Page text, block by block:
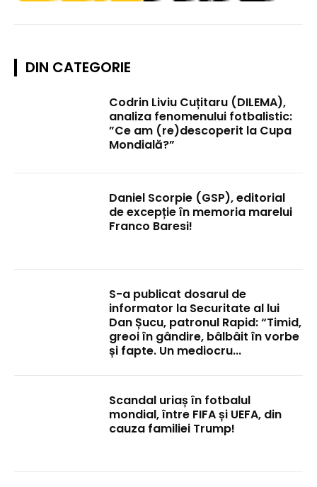
DIN CATEGORIE
Codrin Liviu Cuțitaru (DILEMA),
analiza fenomenului fotbalistic:
”Ce am (re)descoperit la Cupa
Mondială?”
Daniel Scorpie (GSP), editorial
de excepție în memoria marelui
Franco Baresi!
S-a publicat dosarul de
informator la Securitate al lui
Dan Șucu, patronul Rapid: “Timid,
greoi în gândire, bâlbâit în vorbe
și fapte. Un mediocru...
Scandal uriaș în fotbalul
mondial, între FIFA și UEFA, din
cauza familiei Trump!